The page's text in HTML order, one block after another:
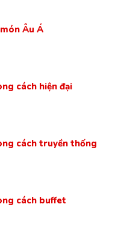
Âu Á
cách hiện đại
cách truyền thống
cách buffet